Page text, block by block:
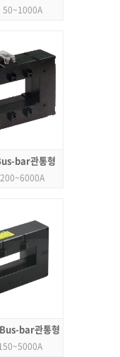
50~1000A
bar관통형
bar관통형